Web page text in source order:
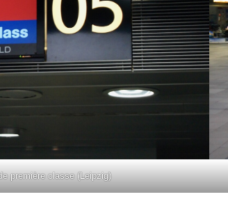
première classe (Leipzig)